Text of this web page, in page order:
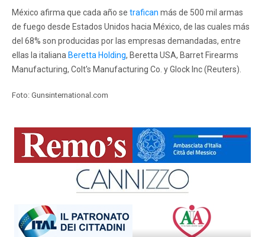
México afirma que cada año se trafican más de 500 mil armas
de fuego desde Estados Unidos hacia México, de las cuales más
del 68% son producidas por las empresas demandadas, entre
ellas la italiana Beretta Holding, Beretta USA, Barret Firearms
Manufacturing, Colt's Manufacturing Co. y Glock Inc (Reuters).
Foto: Gunsinternational.com